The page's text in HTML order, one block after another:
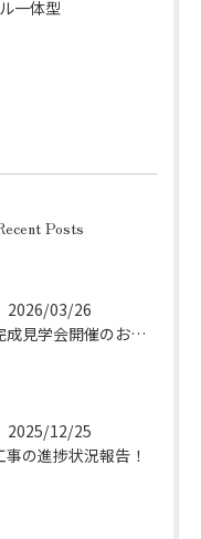
一体型
Posts
2026/03/26
完成見学会開催のお知らせ
2025/12/25
事の進捗状況報告！